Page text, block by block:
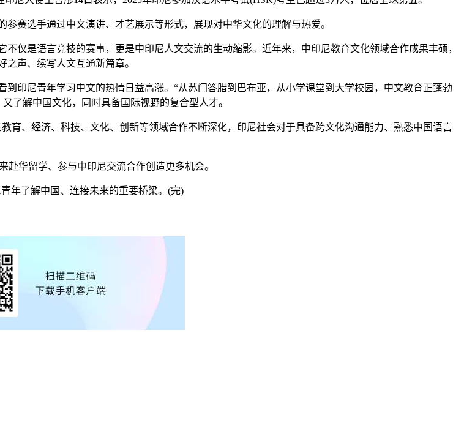
赛选手通过中文演讲、才艺展示等形式，展现对中华文化的理解与热爱。
是语言竞技的赛事，更是中印尼人文交流的生动缩影。近年来，中印尼教育文化领域合作成果丰硕，
声、续写人文互通新篇章。
尼青年学习中文的热情日益高涨。“从苏门答腊到巴布亚，从小学课堂到大学校园，中文教育正蓬勃
了解中国文化，同时具备国际视野的复合型人才。
、经济、科技、文化、创新等领域合作不断深化，印尼社会对于具备跨文化沟通能力、熟悉中国语言
华留学、参与中印尼交流合作创造更多机会。
年了解中国、连接未来的重要桥梁。(完)